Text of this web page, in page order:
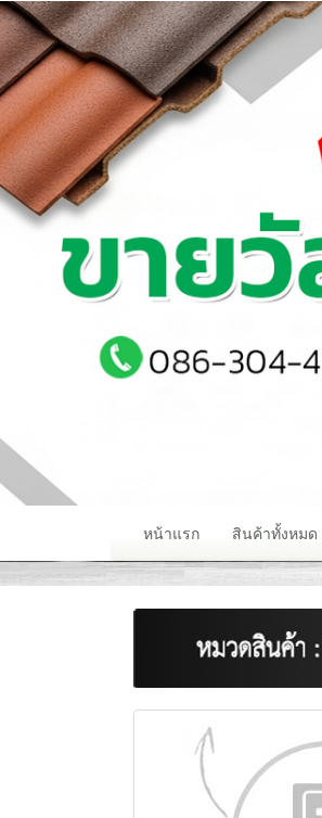
หน้าแรก สินค้าทั้งหมด